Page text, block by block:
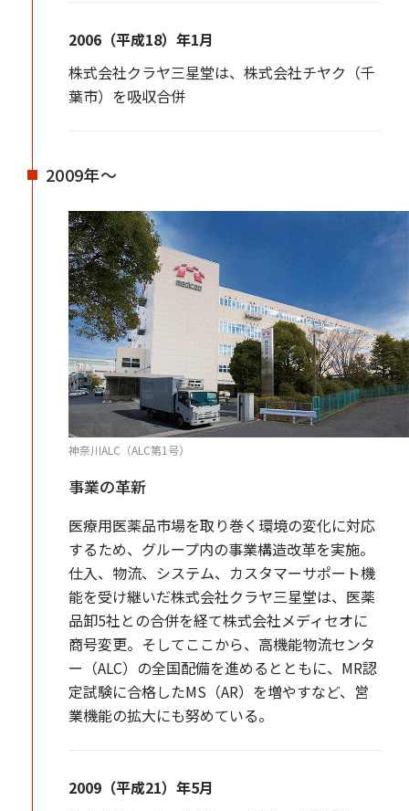
2006（平成18）年1月
株式会社クラヤ三星堂は、株式会社チヤク（千
葉市）を吸収合併
2009年～
神奈川ALC（ALC第1号）
事業の革新
医療用医薬品市場を取り巻く環境の変化に対応
するため、グループ内の事業構造改革を実施。
仕入、物流、システム、カスタマーサポート機
能を受け継いだ株式会社クラヤ三星堂は、医薬
品卸5社との合併を経て株式会社メディセオに
商号変更。そしてここから、高機能物流センタ
ー（ALC）の全国配備を進めるとともに、MR認
定試験に合格したMS（AR）を増やすなど、営
業機能の拡大にも努めている。
2009（平成21）年5月